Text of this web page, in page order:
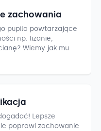
zachowania
pupila powtarzające
np. lizanie,
Wiemy jak mu
Lepsze
poprawi zachowanie